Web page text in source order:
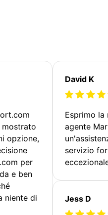
mostrato
opzione,
per
e ben
niente di
David K
Esprimo la
agente
servizio
Jess D